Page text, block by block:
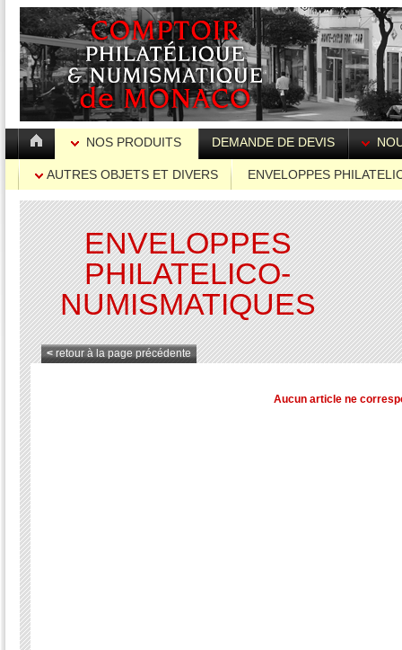
NOS PRODUITS DEMANDE DE DEVIS
AUTRES OBJETS ET DIVERS
ENVELOPPES
ENVELOPPES
PHILATELICO-
NUMISMATIQUES
< retour à la page précédente
Aucun article ne